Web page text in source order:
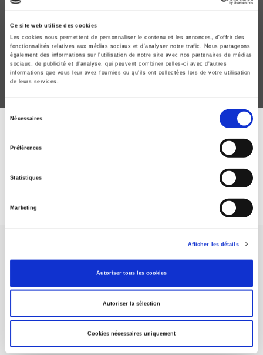
Ce site web utilise des cookies
Les cookies nous permettent de personnaliser le contenu et les annonces, d'offrir des
fonctionnalités relatives aux médias sociaux et d'analyser notre trafic. Nous partageons
également des informations sur l'utilisation de notre site avec nos partenaires de médias
sociaux, de publicité et d'analyse, qui peuvent combiner celles-ci avec d'autres
informations que vous leur avez fournies ou qu'ils ont collectées lors de votre utilisation
de leurs services.
Sélection
Nécessaires
Préférences
Statistiques
Marketing
Afficher les détails
Autoriser tous les cookies
Autoriser la sélection
Cookies nécessaires uniquement
La Participation des salariés
Du partage d'information à la codétermination
Patricia Crifo, Antoine Rebérioux
ABONNEZ-VOUS À NOS
Maison d'édition dédiée aux sciences humaines et sociales, les
à la transmission des savoirs et des idéescontinuer